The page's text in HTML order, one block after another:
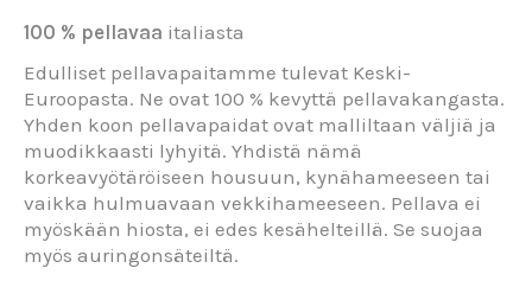
100 % pellavaa italiasta
Edulliset pellavapaitamme tulevat Keski-
Euroopasta. Ne ovat 100 % kevyttä pellavakangasta.
Yhden koon pellavapaidat ovat malliltaan väljiä ja
muodikkaasti lyhyitä. Yhdistä nämä
korkeavyötäröiseen housuun, kynähameeseen tai
vaikka hulmuavaan vekkihameeseen. Pellava ei
myöskään hiosta, ei edes kesähelteillä. Se suojaa
myös auringonsäteiltä.